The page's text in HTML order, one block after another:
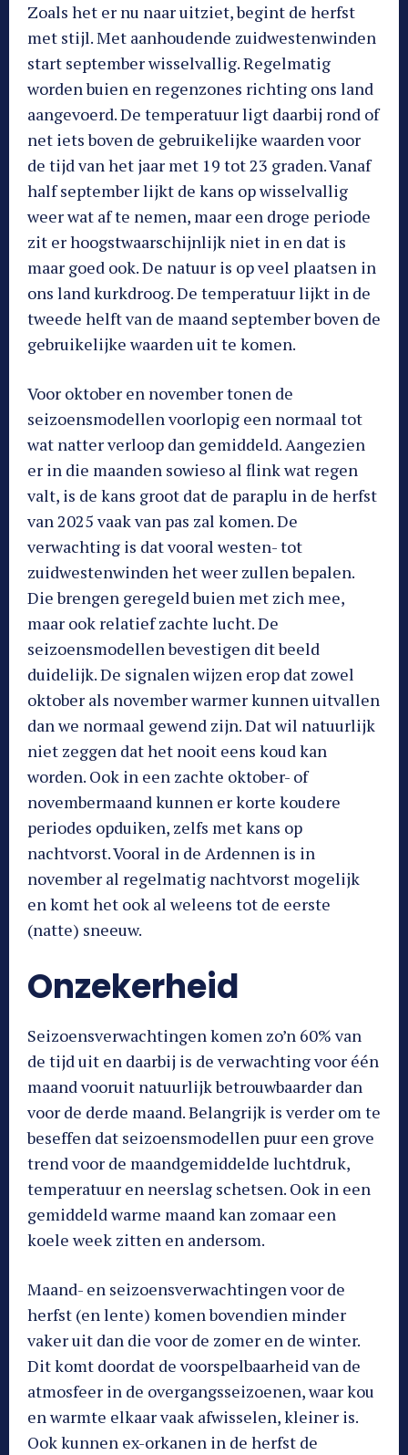
Zoals het er nu naar uitziet, begint de herfst
met stijl. Met aanhoudende zuidwestenwinden
start september wisselvallig. Regelmatig
worden buien en regenzones richting ons land
aangevoerd. De temperatuur ligt daarbij rond of
net iets boven de gebruikelijke waarden voor
de tijd van het jaar met 19 tot 23 graden. Vanaf
half september lijkt de kans op wisselvallig
weer wat af te nemen, maar een droge periode
zit er hoogstwaarschijnlijk niet in en dat is
maar goed ook. De natuur is op veel plaatsen in
ons land kurkdroog. De temperatuur lijkt in de
tweede helft van de maand september boven de
gebruikelijke waarden uit te komen.
Voor oktober en november tonen de
seizoensmodellen voorlopig een normaal tot
wat natter verloop dan gemiddeld. Aangezien
er in die maanden sowieso al flink wat regen
valt, is de kans groot dat de paraplu in de herfst
van 2025 vaak van pas zal komen. De
verwachting is dat vooral westen- tot
zuidwestenwinden het weer zullen bepalen.
Die brengen geregeld buien met zich mee,
maar ook relatief zachte lucht. De
seizoensmodellen bevestigen dit beeld
duidelijk. De signalen wijzen erop dat zowel
oktober als november warmer kunnen uitvallen
dan we normaal gewend zijn. Dat wil natuurlijk
niet zeggen dat het nooit eens koud kan
worden. Ook in een zachte oktober- of
novembermaand kunnen er korte koudere
periodes opduiken, zelfs met kans op
nachtvorst. Vooral in de Ardennen is in
november al regelmatig nachtvorst mogelijk
en komt het ook al weleens tot de eerste
(natte) sneeuw.
Onzekerheid
Seizoensverwachtingen komen zo’n 60% van
de tijd uit en daarbij is de verwachting voor één
maand vooruit natuurlijk betrouwbaarder dan
voor de derde maand. Belangrijk is verder om te
beseffen dat seizoensmodellen puur een grove
trend voor de maandgemiddelde luchtdruk,
temperatuur en neerslag schetsen. Ook in een
gemiddeld warme maand kan zomaar een
koele week zitten en andersom.
Maand- en seizoensverwachtingen voor de
herfst (en lente) komen bovendien minder
vaker uit dan die voor de zomer en de winter.
Dit komt doordat de voorspelbaarheid van de
atmosfeer in de overgangsseizoenen, waar kou
en warmte elkaar vaak afwisselen, kleiner is.
Ook kunnen ex-orkanen in de herfst de